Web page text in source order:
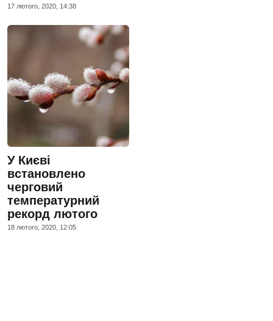
17 лютого, 2020, 14:38
У Києві
встановлено
черговий
температурний
рекорд лютого
18 лютого, 2020, 12:05